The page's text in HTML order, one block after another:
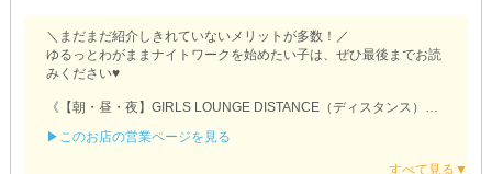
＼まだまだ紹介しきれていないメリットが多数！／
ゆるっとわがままナイトワークを始めたい子は、ぜひ最後までお読
みください♥
《【朝・昼・夜】GIRLS LOUNGE DISTANCE（ディスタンス）》
◆移籍希望の子も大歓迎◆
▶このお店の営業ページを見る